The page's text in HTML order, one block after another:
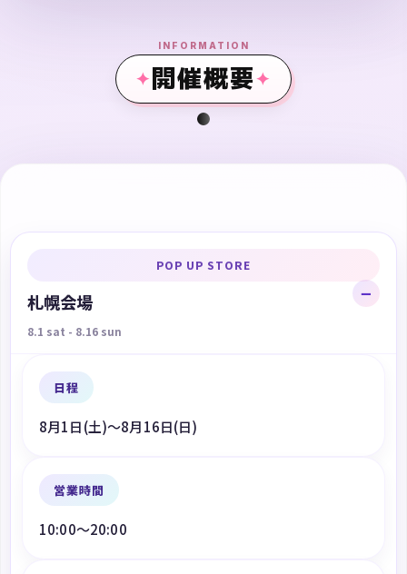
2026年2月6日(金)よりキャナルシティオーパでPOP UP
グッズ第２弾を公開しました
2025.7.11
2025.7.11
INFORMATION
開催概要
POP UP STORE
札幌会場
8.1 sat - 8.16 sun
日程
8月1日(土)～8月16日(日)
営業時間
10:00～20:00